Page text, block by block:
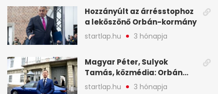
Hozzányúlt az árrésstophoz
a leköszönő Orbán-kormány
startlap.hu 3 hónapja
Magyar Péter, Sulyok
Tamás, közmédia: Orbán
Viktor április 13. óta hallgat,
startlap.hu 3 hónapja